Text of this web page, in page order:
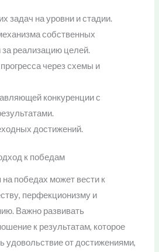
задач на уровни и стадии.
собственных
за реализацию целей.
через схемы и
конкуренции с
достижений.
к победам
победах может вести к
перфекционизму и
Важно развивать
к результатам, которое
удовольствие от достижениями,